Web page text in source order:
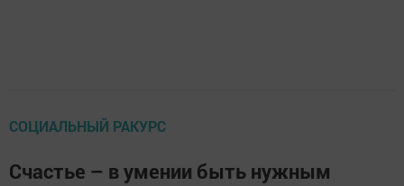
СОЦИАЛЬНЫЙ РАКУРС
Счастье – в умении быть нужным